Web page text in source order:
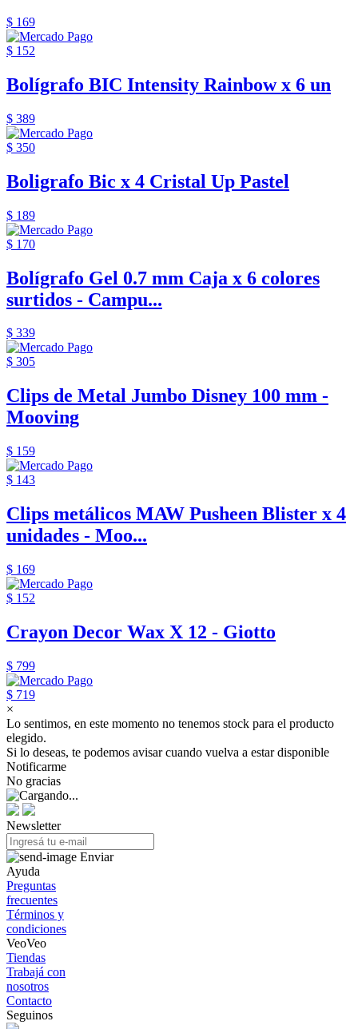
$ 169
$ 152
Bolígrafo BIC Intensity Rainbow x 6 un
$ 389
$ 350
Boligrafo Bic x 4 Cristal Up Pastel
$ 189
$ 170
Bolígrafo Gel 0.7 mm Caja x 6 colores
surtidos - Campu...
$ 339
$ 305
Clips de Metal Jumbo Disney 100 mm -
Mooving
$ 159
$ 143
Clips metálicos MAW Pusheen Blister x 4
unidades - Moo...
$ 169
$ 152
Crayon Decor Wax X 12 - Giotto
$ 799
$ 719
×
Lo sentimos, en este momento no tenemos stock para el producto
elegido.
Si lo deseas, te podemos avisar cuando vuelva a estar disponible
Notificarme
No gracias
Newsletter
Enviar
Ayuda
Preguntas
frecuentes
Términos y
condiciones
VeoVeo
Tiendas
Trabajá con
nosotros
Contacto
Seguinos